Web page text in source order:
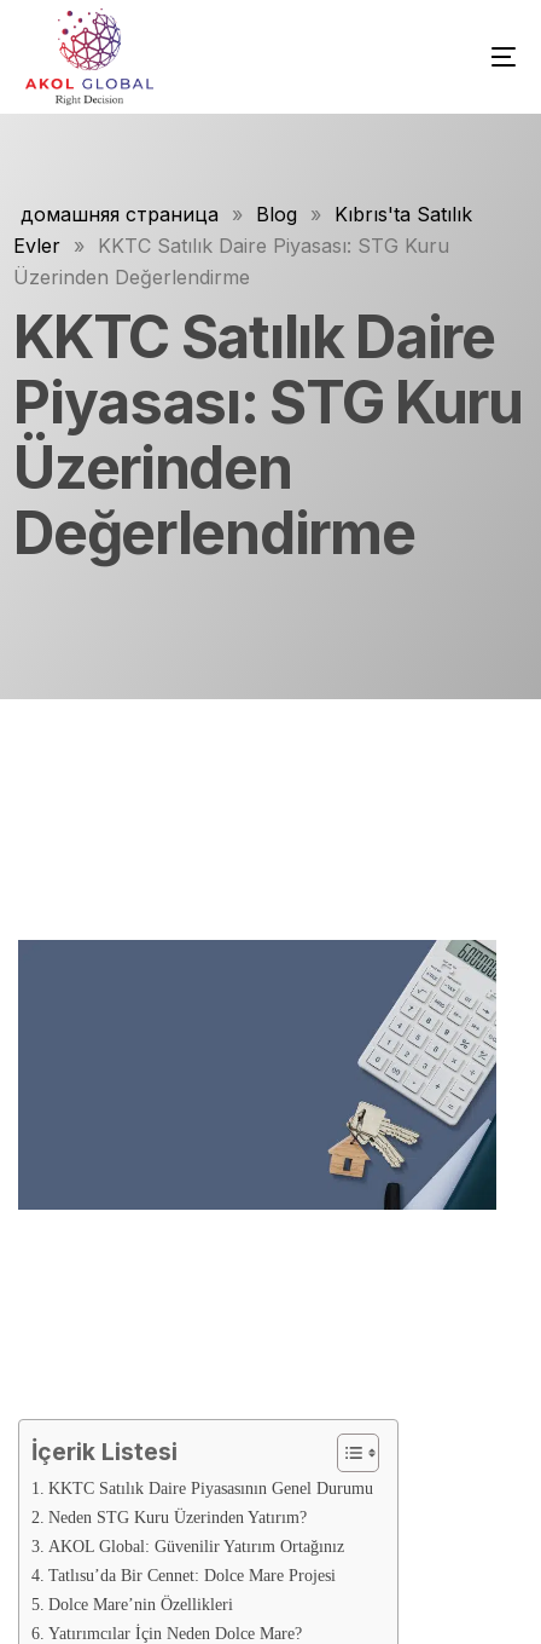
домашняя страница » Blog »
Kıbrıs'ta Satılık
Evler »
KKTC Satılık Daire Piyasası: STG Kuru
Üzerinden Değerlendirme
KKTC Satılık Daire
Piyasası: STG Kuru
Üzerinden
Değerlendirme
İçerik Listesi
KKTC Satılık Daire Piyasasının Genel Durumu
Neden STG Kuru Üzerinden Yatırım?
AKOL Global: Güvenilir Yatırım Ortağınız
Tatlısu’da Bir Cennet: Dolce Mare Projesi
Dolce Mare’nin Özellikleri
Yatırımcılar İçin Neden Dolce Mare?